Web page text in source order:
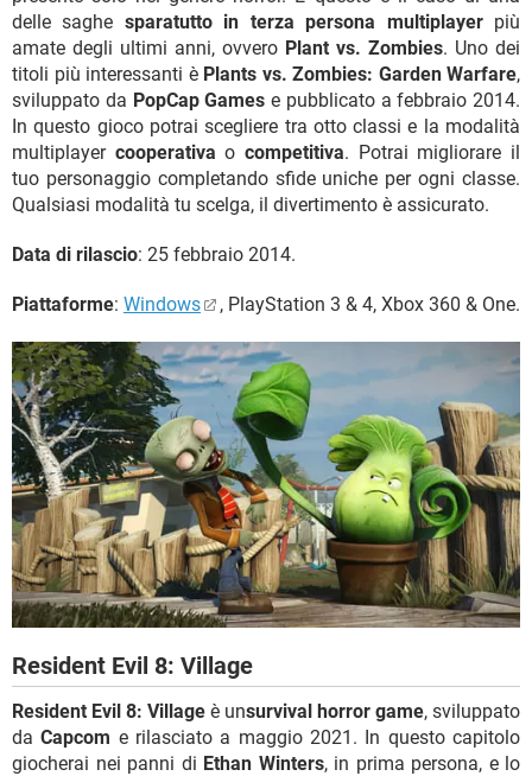
delle saghe sparatutto in terza persona multiplayerpiù
amate degli ultimi anni, ovvero Plant vs. Zombies. Uno dei
titoli più interessanti è Plants vs. Zombies: Garden Warfare,
sviluppato da PopCap Games e pubblicato a febbraio 2014.
In questo gioco potrai scegliere tra otto classi e la modalità
multiplayer cooperativa ocompetitiva. Potrai migliorare il
tuo personaggio completando sfide uniche per ogni classe.
Qualsiasi modalità tu scelga, il divertimento è assicurato.
Data di rilascio: 25 febbraio 2014.
Piattaforme: Windows , PlayStation 3 & 4, Xbox 360 & One.
Resident Evil 8: Village
Resident Evil 8: Village è unsurvival horror game, sviluppato
daCapcom e rilasciato a maggio 2021. In questo capitolo
giocherai nei panni di Ethan Winters, in prima persona, e lo